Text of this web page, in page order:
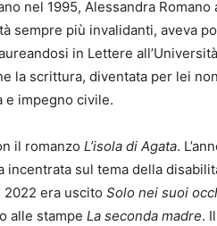
nel 1995, Alessandra
sempre più invalidanti, aveva
in Lettere
la scrittura, diventata per lei
e impegno civile.
il romanzo L’isola di Agata.
incentrata sul tema della
era uscito Solo nei suoi
alle stampe La seconda madre.